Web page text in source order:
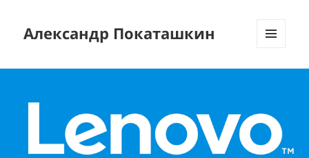
Александр Покаташкин